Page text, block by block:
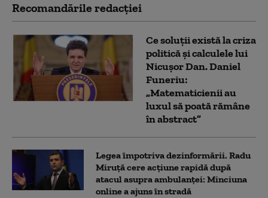
Recomandările redacţiei
Ce soluții există la criza
politică și calculele lui
Nicușor Dan. Daniel
Funeriu:
„Matematicienii au
luxul să poată rămâne
în abstract”
Legea împotriva dezinformării. Radu
Miruță cere acțiune rapidă după
atacul asupra ambulanței: Minciuna
online a ajuns în stradă